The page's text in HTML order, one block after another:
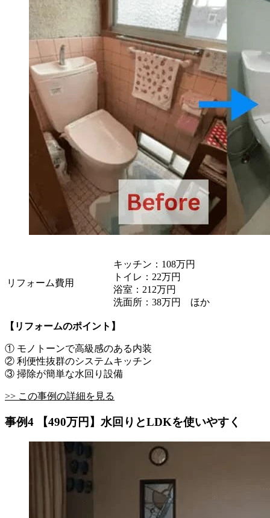
リフォーム費用
キッチン：108万円
トイレ：22万円
浴室：212万円
洗面所：38万円 ほか
【リフォームのポイント】
① モノトーンで高級感のある内装
② 利便性抜群のシステムキッチン
③ 掃除が簡単な水回り設備
>> この事例の詳細を見る
事例4 【490万円】水回りとLDKを使いやすく